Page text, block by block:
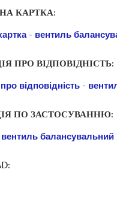
КАРТКА:
- вентиль
ПРО ВІДПОВІДНІСТЬ:
відповідність -
ПО ЗАСТОСУВАННЮ:
вентиль балансувальний